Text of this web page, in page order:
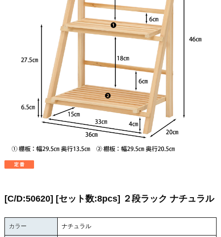
[C/D:50620] [セット数:8pcs] ２段ラック ナチュラル
カラー ナチュラル